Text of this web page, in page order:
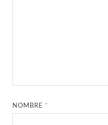
NOMBRE *